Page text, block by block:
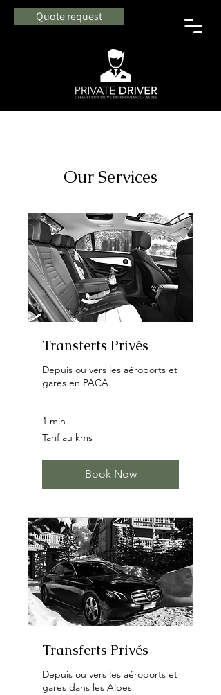
Quote request
Our Services
Transferts Privés
Depuis ou vers les aéroports et
gares en PACA
1 min
Tarif
au
Tarif au kms
Book Now
Transferts Privés
Depuis ou vers les aéroports et
gares dans les Alpes